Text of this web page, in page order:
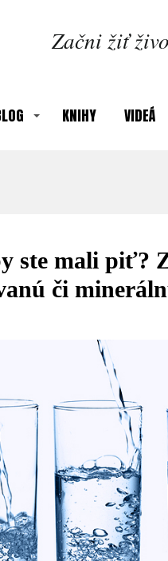
Začni žiť
KNIHY VIDEÁ
ste mali piť?
či